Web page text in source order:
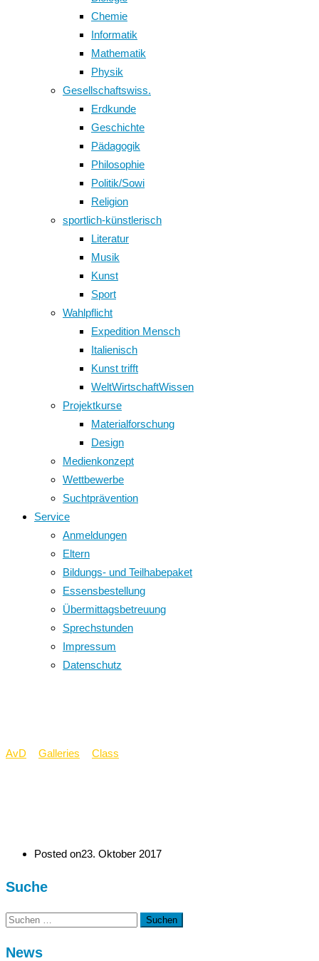
Chemie
Informatik
Mathematik
Physik
Gesellschaftswiss.
Erdkunde
Geschichte
Pädagogik
Philosophie
Politik/Sowi
Religion
sportlich-künstlerisch
Literatur
Musik
Kunst
Sport
Wahlpflicht
Expedition Mensch
Italienisch
Kunst trifft
WeltWirtschaftWissen
Projektkurse
Materialforschung
Design
Medienkonzept
Wettbewerbe
Suchtprävention
Service
Anmeldungen
Eltern
Bildungs- und Teilhabepaket
Essensbestellung
Übermittagsbetreuung
Sprechstunden
Impressum
Datenschutz
AvD Galleries Class
Posted on23. Oktober 2017
Suche
Suchen
News